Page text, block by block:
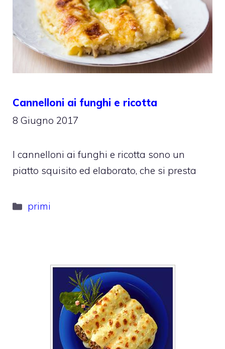
Cannelloni ai funghi e ricotta
8 Giugno 2017
I cannelloni ai funghi e ricotta sono un
piatto squisito ed elaborato, che si presta
Categorie
primi